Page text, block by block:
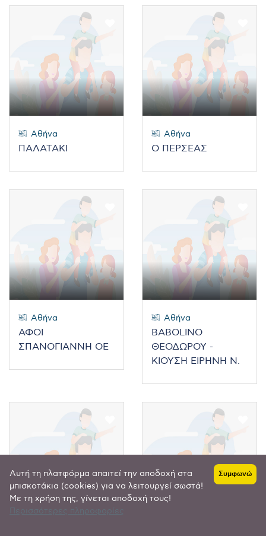
Αθήνα
ΠΑΛΑΤΑΚΙ
Αθήνα
Ο ΠΕΡΣΕΑΣ
Αθήνα
ΑΦΟΙ
ΣΠΑΝΟΓΙΑΝΝΗ ΟΕ
Αθήνα
BABOLINO
ΘΕΟΔΩΡΟΥ -
ΚΙΟΥΣΗ ΕΙΡΗΝΗ Ν.
Αυτή τη πλατφόρμα απαιτεί την αποδοχή στα
μπισκοτάκια (cookies) για να λειτουργεί σωστά!
Με τη χρήση της, γίνεται αποδοχή τους!
Συμφωνώ